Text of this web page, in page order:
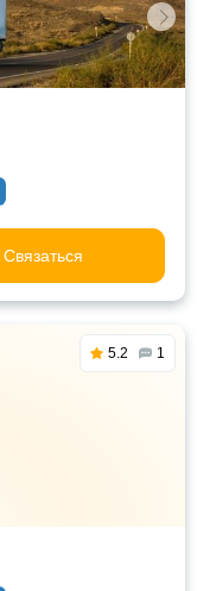
Связаться
5.2 1